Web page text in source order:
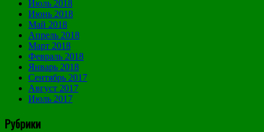
Июль 2018
Июнь 2018
Май 2018
Апрель 2018
Март 2018
Февраль 2018
Январь 2018
Сентябрь 2017
Август 2017
Июль 2017
Рубрики